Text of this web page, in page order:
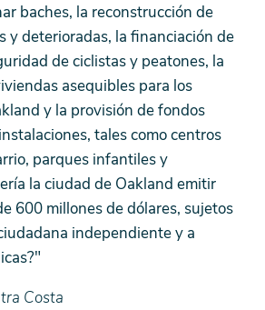
baches, la reconstrucción de
y deterioradas, la financiación de
de ciclistas y peatones, la
asequibles para los
y la provisión de fondos
tales como centros
parques infantiles y
la ciudad de Oakland emitir
600 millones de dólares, sujetos
independiente y a
Costa